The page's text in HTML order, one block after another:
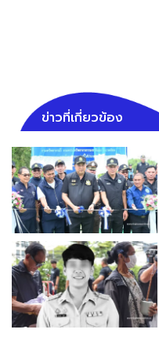
ข่าวที่เกี่ยวข้อง